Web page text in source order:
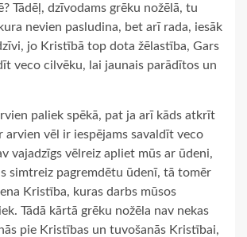
Tādēļ, dzīvodams grēku nožēlā, tu
nevien pasludina, bet arī rada, iesāk
jo Kristībā top dota žēlastība, Gars
veco cilvēku, lai jaunais parādītos un
paliek spēkā, pat ja arī kāds atkrīt
arvien vēl ir iespējams savaldīt veco
vajadzīgs vēlreiz apliet mūs ar ūdeni,
simtreiz pagremdētu ūdenī, tā tomēr
Kristība, kuras darbs mūsos
Tādā kārtā grēku nožēla nav nekas
pie Kristības un tuvošanās Kristībai,